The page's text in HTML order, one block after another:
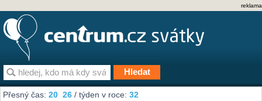
reklama
Přesný čas:20 26 / týden v roce:32